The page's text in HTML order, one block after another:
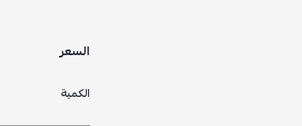
السعر
الكمية